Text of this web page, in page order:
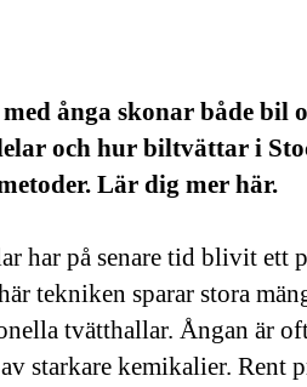
ånga skonar både bil
och hur biltvättar i
Lär dig mer här.
har på senare tid blivit ett
tekniken sparar stora
tvätthallar. Ångan är
starkare kemikalier. Rent